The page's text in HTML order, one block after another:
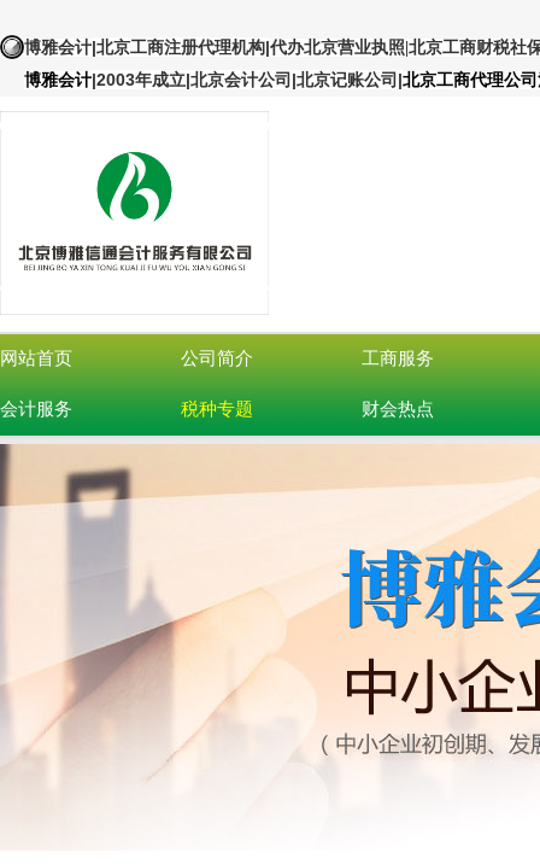
博雅会计|北京工商注册代理机构|代办北京营业执照 |北京工商财税社
博雅会计|2003年成立|北京会计公司|北京记账公司 |北京工商代理公
网站首页 公司简介 工商服务
会计服务 税种专题 财会热点